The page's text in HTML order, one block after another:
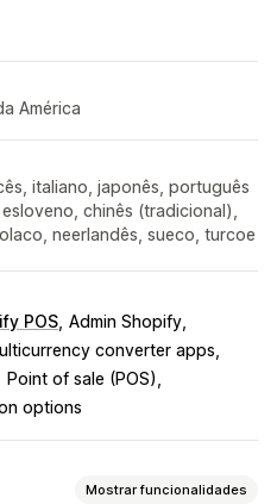
América
italiano, japonês, português
chinês (tradicional),
neerlandês, sueco, turcoe
POS Admin Shopify
converter apps
Point of sale (POS)
options
Mostrar funcionalidades